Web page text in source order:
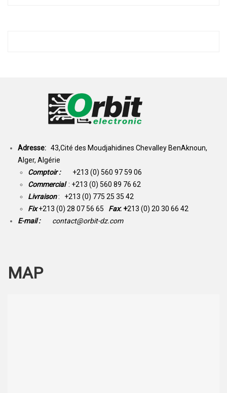
Adresse: 43,Cité des Moudjahidines Chevalley BenAknoun,
Alger, Algérie
Comptoir : +213 (0) 560 97 59 06
Commercial : +213 (0) 560 89 76 62
Livraison: +213 (0) 775 25 35 42
Fix +213 (0) 28 07 56 65 Fax: +213 (0) 20 30 66 42
E-mail :
contact@orbit-dz.com
MAP